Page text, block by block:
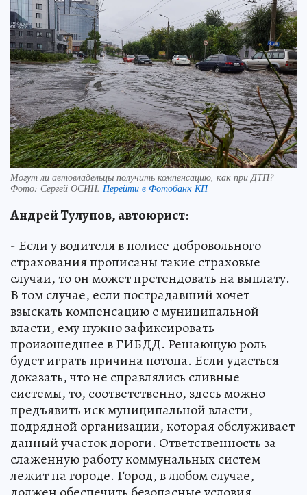
Могут ли автовладельцы получить компенсацию, как при ДТП?
Фото: Сергей ОСИН. Перейти в Фотобанк КП
Андрей Тулупов, автоюрист:
- Если у водителя в полисе добровольного
страхования прописаны такие страховые
случаи, то он может претендовать на выплату.
В том случае, если пострадавший хочет
взыскать компенсацию с муниципальной
власти, ему нужно зафиксировать
произошедшее в ГИБДД. Решающую роль
будет играть причина потопа. Если удасться
доказать, что не справлялись сливные
системы, то, соответственно, здесь можно
предъявить иск муниципальной власти,
подрядной организации, которая обслуживает
данный участок дороги. Ответственность за
слаженную работу коммунальных систем
лежит на городе. Город, в любом случае,